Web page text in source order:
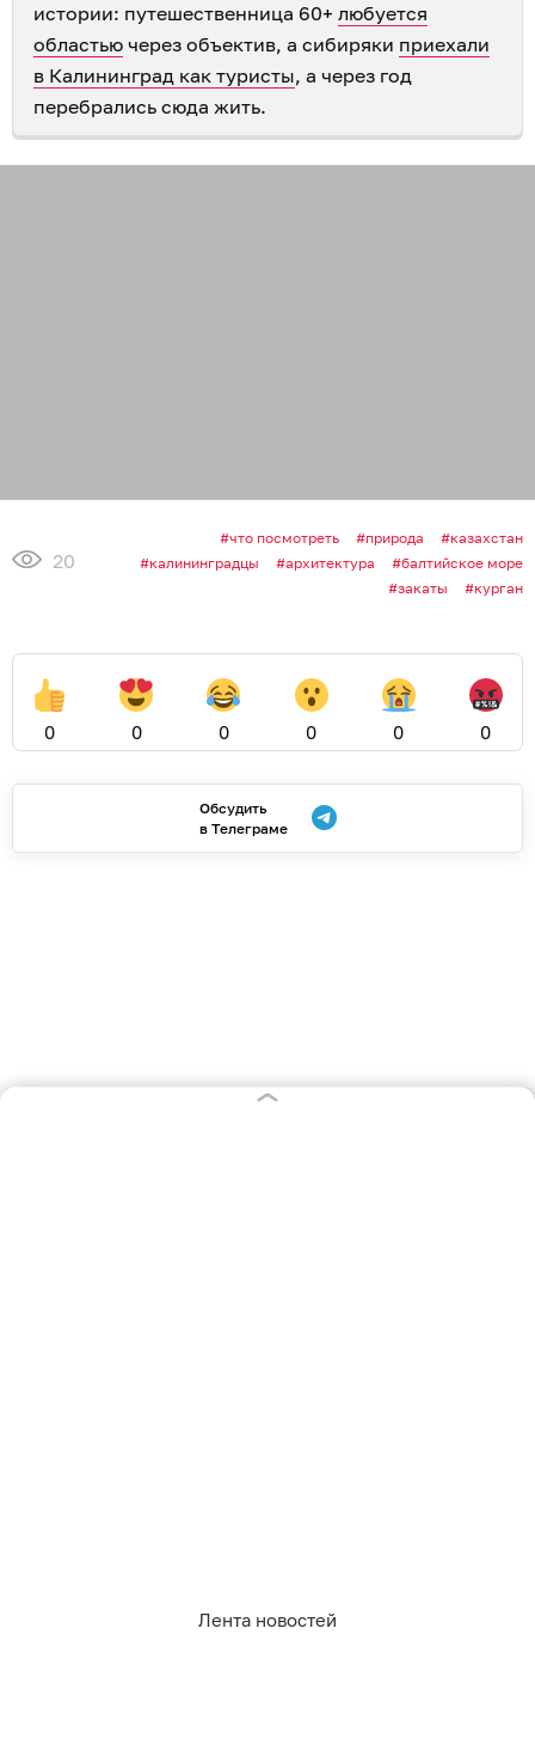
Лента новостей
истории: путешественница 60+ любуется
областью через объектив, а сибиряки приехали
в Калининград как туристы, а через год
перебрались сюда жить.